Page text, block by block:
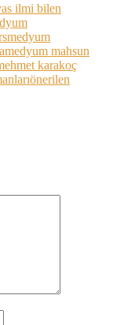
ilmi bilen
medyum
medyum mahsun
karakoç
önerilen